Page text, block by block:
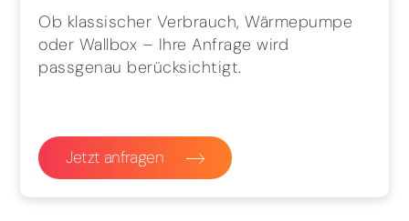
Ob klassischer Verbrauch, Wärmepumpe
oder Wallbox – Ihre Anfrage wird
passgenau berücksichtigt.
Jetzt anfragen